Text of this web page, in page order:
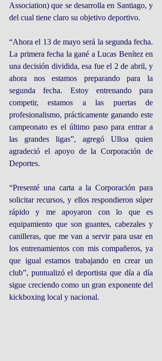
Association) que se desarrolla en Santiago, y
del cual tiene claro su objetivo deportivo.
“Ahora el 13 de mayo será la segunda fecha.
La primera fecha la gané a Lucas Benítez en
una decisión dividida, esa fue el 2 de abril, y
ahora nos estamos preparando para la
segunda fecha. Estoy entrenando para
competir, estamos a las puertas de
profesionalismo, prácticamente ganando este
campeonato es el último paso para entrar a
las grandes ligas”, agregó Ulloa quien
agradeció el apoyo de la Corporación de
Deportes.
“Presenté una carta a la Corporación para
solicitar recursos, y ellos respondieron súper
rápido y me apoyaron con lo que es
equipamiento que son guantes, cabezales y
canilleras, que me van a servir para usar en
los entrenamientos con mis compañeros, ya
que igual estamos trabajando en crear un
club”, puntualizó el deportista que día a día
sigue creciendo como un gran exponente del
kickboxing local y nacional.